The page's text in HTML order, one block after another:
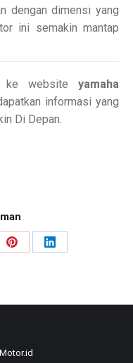
dengan dimensi yang
ini semakin mantap
ke website yamaha
informasi yang
Di Depan.
Share
Share